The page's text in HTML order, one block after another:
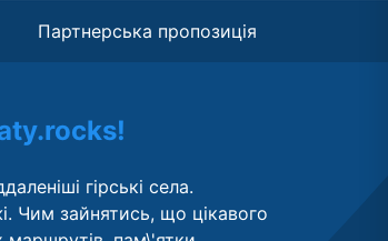
Партнерська пропозиція
гірські села.
Чим зайнятись, що цікавого